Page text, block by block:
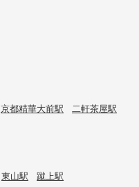
京都精華大前駅
二軒茶屋駅
東山駅 蹴上駅